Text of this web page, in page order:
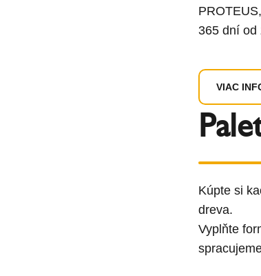
365 dní od
VIAC
Kúpte si
dreva.
Vyplňte